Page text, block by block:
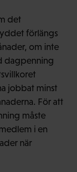
det
förlängs
om inte
dagpenning
jobbat minst
För att
måste
i en
när